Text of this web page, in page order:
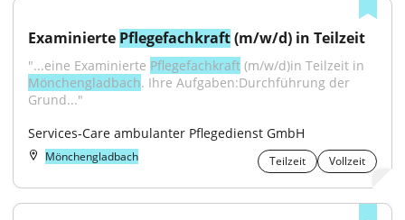
Examinierte Pflegefachkraft (m/w/d) in Teilzeit
"...eine Examinierte Pflegefachkraft
Mönchengladbach. Ihre Aufgaben:Durchführung der
Grund..."
Services-Care ambulanter Pflegedienst GmbH
Mönchengladbach Teilzeit Vollzeit